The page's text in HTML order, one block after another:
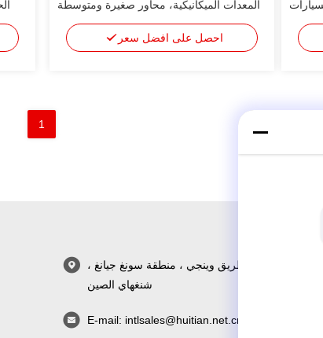
المعدات الميكانيكية، محاور صغيرة ومتوسطة
احصل على افضل سعر
1
رقم 251 ، طريق وينجي ، منطقة سونغ جيانغ ،
شنغهاي الصين
E-mail: intlsales@huitian.net.cn